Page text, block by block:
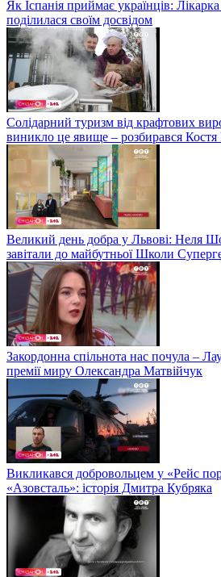
Як Іспанія приймає українців:
поділилася своїм досвідом
Солідарний туризм від крафтових
виникло це явище – розбирався Костя
Великий день добра у Львові: Неля
завітали до майбутньої Школи
Закордонна спільнота нас почула –
премії миру Олександра Матвійчук
Викликався добровольцем у «Рейс
«Азовсталь»: історія Дмитра Кубряка